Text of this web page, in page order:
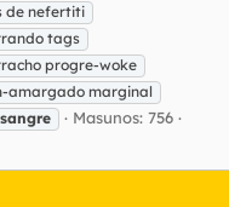
de nefertiti
tags
progre-woke
amargado marginal
sangre
Masunos: 756